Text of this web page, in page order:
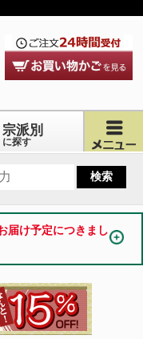
宗派別
に探す
届け予定につきまし